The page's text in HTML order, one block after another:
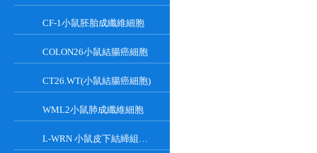
CF-1小鼠胚胎成纖維細胞
COLON26小鼠結腸癌細胞
CT26.WT(小鼠結腸癌細胞)
WML2小鼠肺成纖維細胞
L-WRN 小鼠皮下結締組織細胞系